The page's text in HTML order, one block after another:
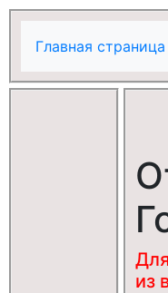
Главная страница
из